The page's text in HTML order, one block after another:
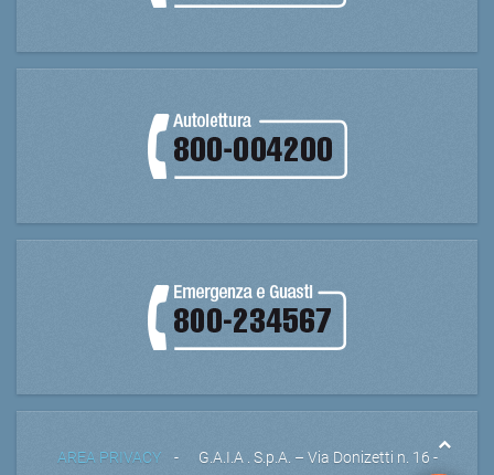
AREA PRIVACY- G.A.I.A . S.p.A. – Via Donizetti n. 16 -